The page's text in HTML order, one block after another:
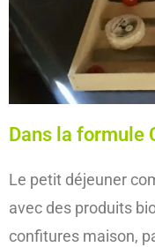
Dans la formule
Le petit déjeuner
avec des produits
confitures maison,